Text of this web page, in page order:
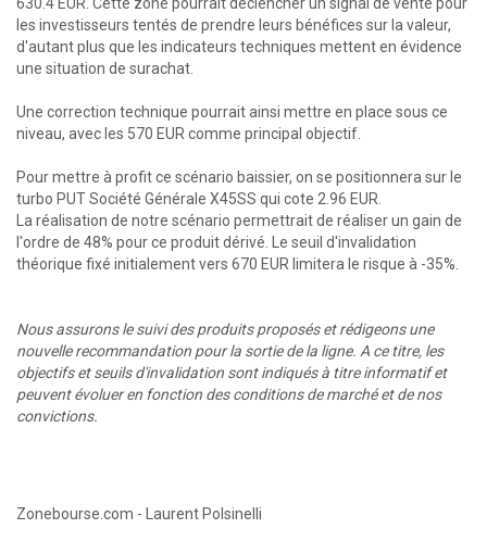
les investisseurs tentés de prendre leurs bénéfices sur la valeur,
d'autant plus que les indicateurs techniques mettent en évidence
une situation de surachat.
Une correction technique pourrait ainsi mettre en place sous ce
niveau, avec les 570 EUR comme principal objectif.
Pour mettre à profit ce scénario baissier, on se positionnera sur le
turbo PUT Société Générale X45SS qui cote 2.96 EUR.
La réalisation de notre scénario permettrait de réaliser un gain de
l'ordre de 48% pour ce produit dérivé. Le seuil d'invalidation
théorique fixé initialement vers 670 EUR limitera le risque à -35%.
Nous assurons le suivi des produits proposés et rédigeons une
nouvelle recommandation pour la sortie de la ligne. A ce titre, les
objectifs et seuils d'invalidation sont indiqués à titre informatif et
peuvent évoluer en fonction des conditions de marché et de nos
convictions.
Zonebourse.com - Laurent Polsinelli